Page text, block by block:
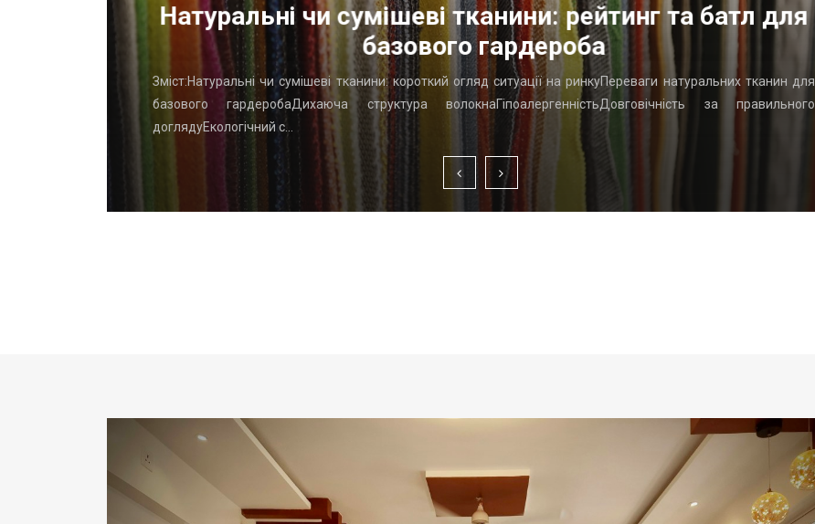
Натуральні чи сумішеві тканини: рейтинг та батл для
базового гардероба
Зміст:Натуральні чи сумішеві тканини: короткий огляд ситуації на ринкуПереваги натуральних тканин для
базового гардеробаДихаюча структура волокнаГіпоалергенністьДовговічність за правильного
доглядуЕкологічний с…